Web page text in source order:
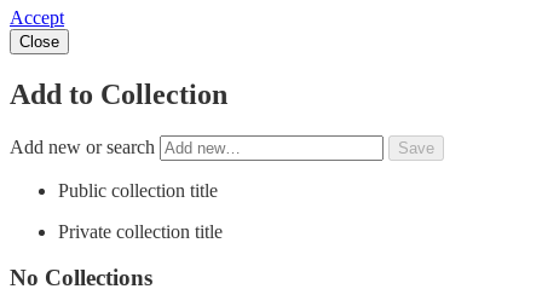
Accept
Close
Add to Collection
Add new or search
Public collection title
Private collection title
No Collections